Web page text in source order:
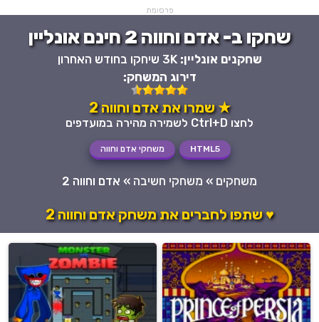
פרסומת
שחקו ב- אדם וחווה 2 חינם אונליין
שחקנים אונליין:3K שיחקו בחודש האחרון
דירוג המשחק:
★ שמרו את אדם וחווה 2
לחצו Ctrl+D לשמירה מהירה במועדפים
HTML5 משחקי אדם וחווה
משחקים » משחקי חשיבה » אדם וחווה 2
♥ שתפו לחברים את משחק אדם וחווה 2